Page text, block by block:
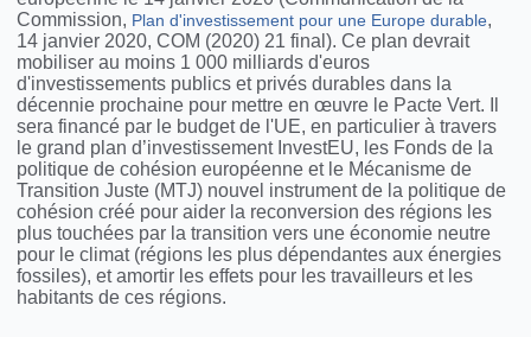
Commission, Plan d'investissement pour une Europe durable,
14 janvier 2020, COM (2020) 21 final). Ce plan devrait
mobiliser au moins 1 000 milliards d'euros
d'investissements publics et privés durables dans la
décennie prochaine pour mettre en œuvre le Pacte Vert. Il
sera financé par le budget de l'UE, en particulier à travers
le grand plan d’investissement InvestEU, les Fonds de la
politique de cohésion européenne et le Mécanisme de
Transition Juste (MTJ) nouvel instrument de la politique de
cohésion créé pour aider la reconversion des régions les
plus touchées par la transition vers une économie neutre
pour le climat (régions les plus dépendantes aux énergies
fossiles), et amortir les effets pour les travailleurs et les
habitants de ces régions.